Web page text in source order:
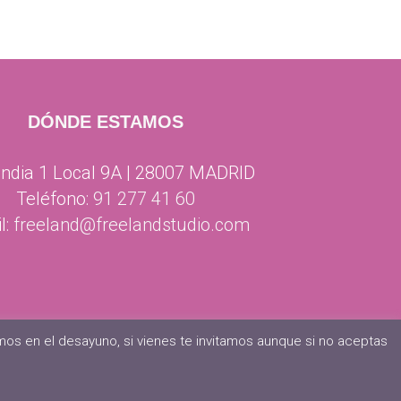
DÓNDE ESTAMOS
1 Local 9A | 28007 MADRID
Teléfono: 91 277 41 60
freeland@freelandstudio.com
en el desayuno, si vienes te invitamos aunque si no aceptas